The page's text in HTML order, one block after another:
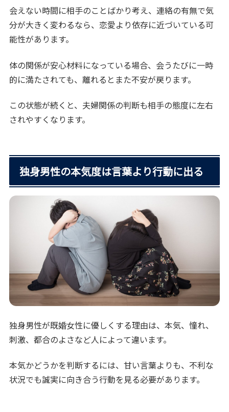
会えない時間に相手のことばかり考え、連絡の有無で気
分が大きく変わるなら、恋愛より依存に近づいている可
能性があります。
体の関係が安心材料になっている場合、会うたびに一時
的に満たされても、離れるとまた不安が戻ります。
この状態が続くと、夫婦関係の判断も相手の態度に左右
されやすくなります。
独身男性の本気度は言葉より行動に出る
独身男性が既婚女性に優しくする理由は、本気、憧れ、
刺激、都合のよさなど人によって違います。
本気かどうかを判断するには、甘い言葉よりも、不利な
状況でも誠実に向き合う行動を見る必要があります。